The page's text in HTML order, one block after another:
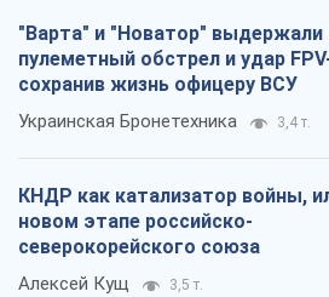
"Варта" и "Новатор" выдержали
пулеметный обстрел и удар
сохранив жизнь офицеру ВСУ
Украинская Бронетехника 3,4 т.
КНДР как катализатор войны,
новом этапе российско-
северокорейского союза
Алексей Кущ 3,5 т.